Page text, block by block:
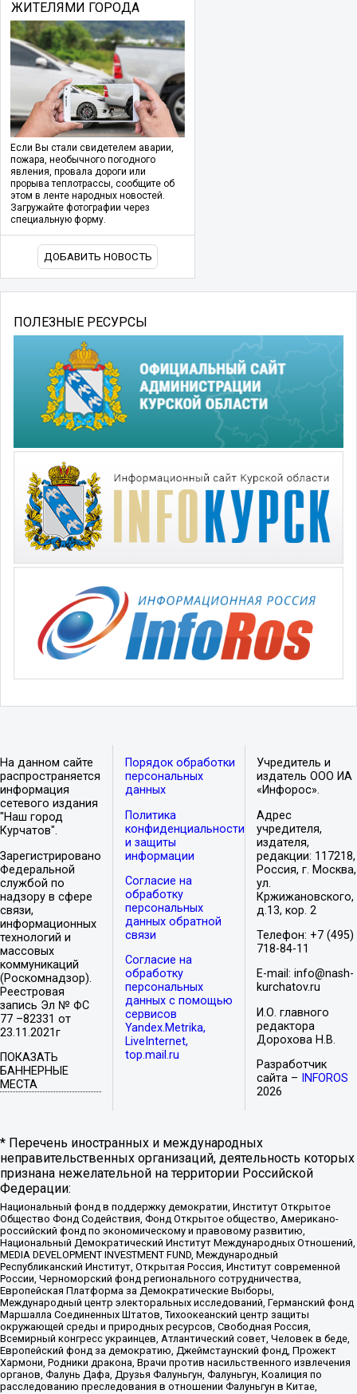
ЖИТЕЛЯМИ ГОРОДА
Если Вы стали свидетелем аварии,
пожара, необычного погодного
явления, провала дороги или
прорыва теплотрассы, сообщите об
этом в ленте народных новостей.
Загружайте фотографии через
специальную форму.
ДОБАВИТЬ НОВОСТЬ
ПОЛЕЗНЫЕ РЕСУРСЫ
На данном сайте
распространяется
информация
сетевого издания
"Наш город
Курчатов".
Зарегистрировано
Федеральной
службой по
надзору в сфере
связи,
информационных
технологий и
массовых
коммуникаций
(Роскомнадзор).
Реестровая
запись Эл № ФС
77 –82331 от
23.11.2021г
ПОКАЗАТЬ
БАННЕРНЫЕ
МЕСТА
Порядок обработки
персональных
данных
Политика
конфиденциальности
и защиты
информации
Согласие на
обработку
персональных
данных обратной
связи
Согласие на
обработку
персональных
данных с помощью
сервисов
Yandex.Metrika,
LiveInternet,
top.mail.ru
Учредитель и
издатель ООО ИА
«Инфорос».
Адрес
учредителя,
издателя,
редакции: 117218,
Россия, г. Москва,
ул.
Кржижановского,
д.13, кор. 2
Телефон: +7 (495)
718-84-11
E-mail: info@nash-
kurchatov.ru
И.О. главного
редактора
Дорохова Н.В.
Разработчик
сайта –
INFOROS
2026
* Перечень иностранных и международных
неправительственных организаций, деятельность которых
признана нежелательной на территории Российской
Федерации:
Национальный фонд в поддержку демократии, Институт Открытое
Общество Фонд Содействия, Фонд Открытое общество, Американо-
российский фонд по экономическому и правовому развитию,
Национальный Демократический Институт Международных Отношений,
MEDIA DEVELOPMENT INVESTMENT FUND, Международный
Республиканский Институт, Открытая Россия, Институт современной
России, Черноморский фонд регионального сотрудничества,
Европейская Платформа за Демократические Выборы,
Международный центр электоральных исследований, Германский фонд
Маршалла Соединенных Штатов, Тихоокеанский центр защиты
окружающей среды и природных ресурсов, Свободная Россия,
Всемирный конгресс украинцев, Атлантический совет, Человек в беде,
Европейский фонд за демократию, Джеймстаунский фонд, Прожект
Хармони, Родники дракона, Врачи против насильственного извлечения
органов, Фалунь Дафа, Друзья Фалуньгун, Фалуньгун, Коалиция по
расследованию преследования в отношении Фалуньгун в Китае,